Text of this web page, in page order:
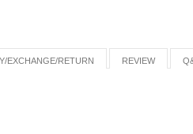
EXCHANGE/RETURN REVIEW